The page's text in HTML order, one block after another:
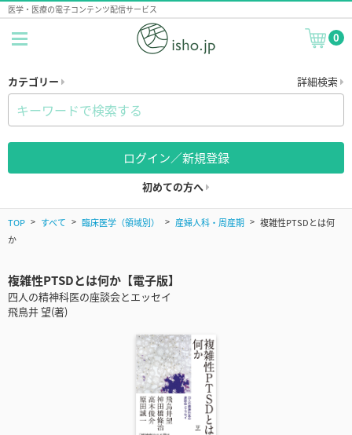
医学・医療の電子コンテンツ配信サービス
0
カテゴリー 詳細検索
ログイン／新規登録
初めての方へ
TOP すべて 臨床医学（領域別） 産婦人科・周産期
複雑性PTSDとは何
か
複雑性PTSDとは何か【電子版】
四人の精神科医の座談会とエッセイ
飛鳥井 望(著)